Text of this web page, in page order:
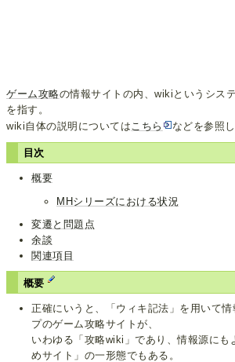
ゲーム攻略の情報サイトの内、wikiというシス
を指す。
wiki自体の説明についてはこちら などを参照
目次
概要
MHシリーズにおける状況
変遷と問題点
余談
関連項目
概要
正確にいうと、「ウィキ記法」を用いて
プのゲーム攻略サイトが、
いわゆる「攻略wiki」であり、情報源にも
めサイト」の一形態でもある。